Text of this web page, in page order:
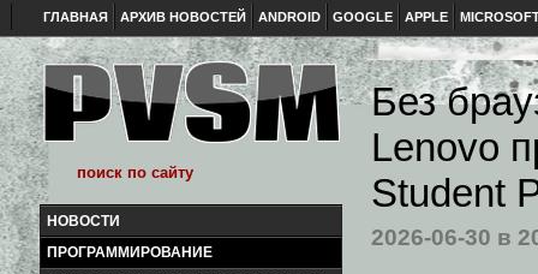
ГЛАВНАЯ АРХИВ НОВОСТЕЙ ANDROID GOOGLE APPLE
НОВОСТИ
ПРОГРАММИРОВАНИЕ
Без
Lenovo
Student
2026-06-30 в